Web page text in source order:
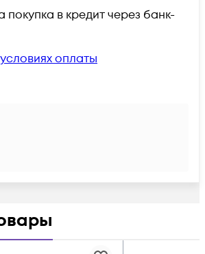
покупка в кредит через банк-
оплаты